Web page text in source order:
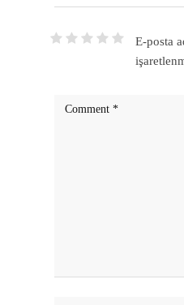
E-posta